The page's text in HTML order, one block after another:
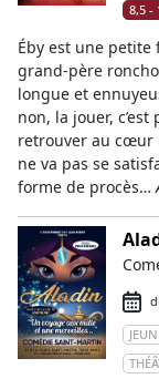
8,5 -
Éby est une petite
grand-père
longue et
non, la jouer,
retrouver au cœur
ne va pas se
forme de procès…